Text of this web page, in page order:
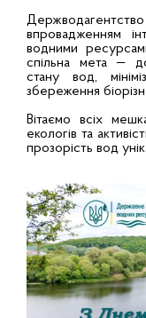
впровадженням
водними
спільна мета —
стану вод,
збереження
Вітаємо всіх
екологів та
прозорість вод